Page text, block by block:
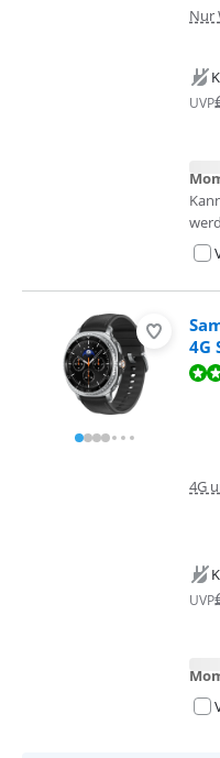
Nur
UVP
4G
Bewertet mit 8,7 von 10,
4G
UVP